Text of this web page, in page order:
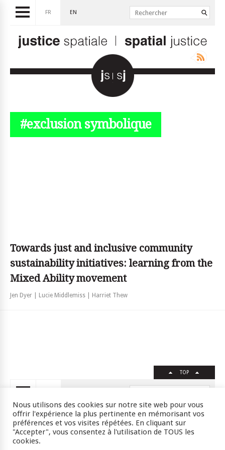
FR EN
#exclusion symbolique
Towards just and inclusive community
sustainability initiatives: learning from the
Mixed Ability movement
Jen Dyer | Lucie Middlemiss | Harriet Thew
TOP
Crédits RSS Plan du site
Nous utilisons des cookies sur notre site web pour vous
offrir l'expérience la plus pertinente en mémorisant vos
préférences et vos visites répétées. En cliquant sur
"Accepter", vous consentez à l'utilisation de TOUS les
cookies.